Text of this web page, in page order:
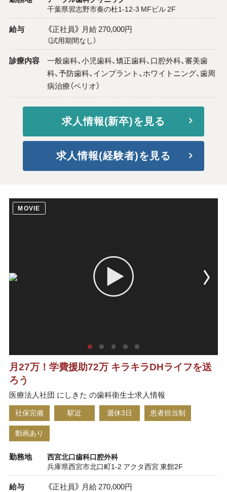
千葉県習志野市奏の杜1-12-3 MFビル 2F
給与 《正社員》 月給 270,000円
（試用期間なし）
診療内容
一般歯科、小児歯科、矯正歯科、口腔外科、審美歯
科、予防歯科、インプラント、ホワイトニング、歯周
病治療（ペリオ）
求人情報(新卒)を見る
求人情報(経験者)を見る
MOVIE
月27万！学費援助72万 キラキラDHライフを送
ろう
医療法人社団 にしきた の歯科衛生士求人情報
社保完備 駅近 週休3日 患者担当制
動画あり
勤務地 西宮北口歯科口腔外科
兵庫県西宮市北口町1-2 アクタ西宮 東館2F
給与 《正社員》 月給 270,000円